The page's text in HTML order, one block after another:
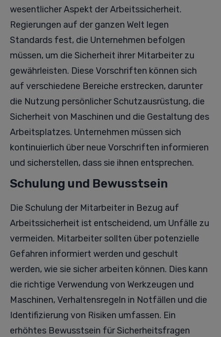
wesentlicher Aspekt der Arbeitssicherheit.
Regierungen auf der ganzen Welt legen
Standards fest, die Unternehmen befolgen
müssen, um die Sicherheit ihrer Mitarbeiter zu
gewährleisten. Diese Vorschriften können sich
auf verschiedene Bereiche erstrecken, darunter
die Nutzung persönlicher Schutzausrüstung, die
Sicherheit von Maschinen und die Gestaltung des
Arbeitsplatzes. Unternehmen müssen sich
kontinuierlich über neue Vorschriften informieren
und sicherstellen, dass sie ihnen entsprechen.
Schulung und Bewusstsein
Die Schulung der Mitarbeiter in Bezug auf
Arbeitssicherheit ist entscheidend, um Unfälle zu
vermeiden. Mitarbeiter sollten über potenzielle
Gefahren informiert werden und geschult
werden, wie sie sicher arbeiten können. Dies kann
die richtige Verwendung von Werkzeugen und
Maschinen, Verhaltensregeln in Notfällen und die
Identifizierung von Risiken umfassen. Ein
erhöhtes Bewusstsein für Sicherheitsfragen